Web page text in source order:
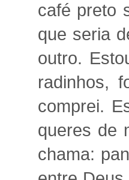
café preto
que seria
outro.
radinhos,
comprei.
queres de
chama: